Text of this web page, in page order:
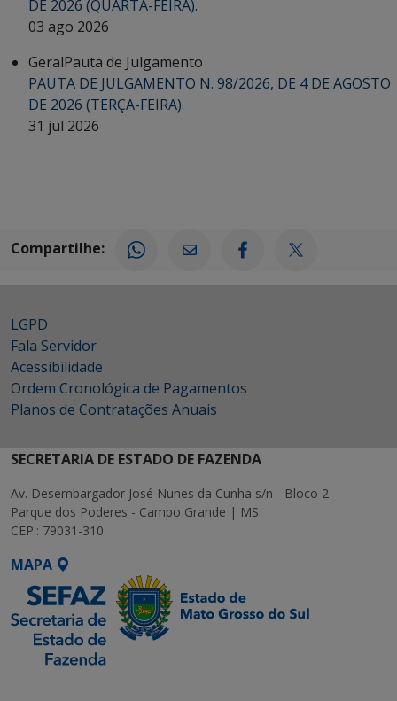
DE 2026 (QUARTA-FEIRA).
03 ago 2026
GeralPauta de Julgamento
PAUTA DE JULGAMENTO N. 98/2026, DE 4 DE AGOSTO
DE 2026 (TERÇA-FEIRA).
31 jul 2026
Compartilhe:
LGPD
Fala Servidor
Acessibilidade
Ordem Cronológica de Pagamentos
Planos de Contratações Anuais
SECRETARIA DE ESTADO DE FAZENDA
Av. Desembargador José Nunes da Cunha s/n - Bloco 2
Parque dos Poderes - Campo Grande | MS
CEP.: 79031-310
MAPA